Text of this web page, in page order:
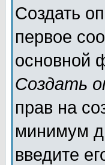
Создать
первое
основной
Создать
прав на
минимум
введите